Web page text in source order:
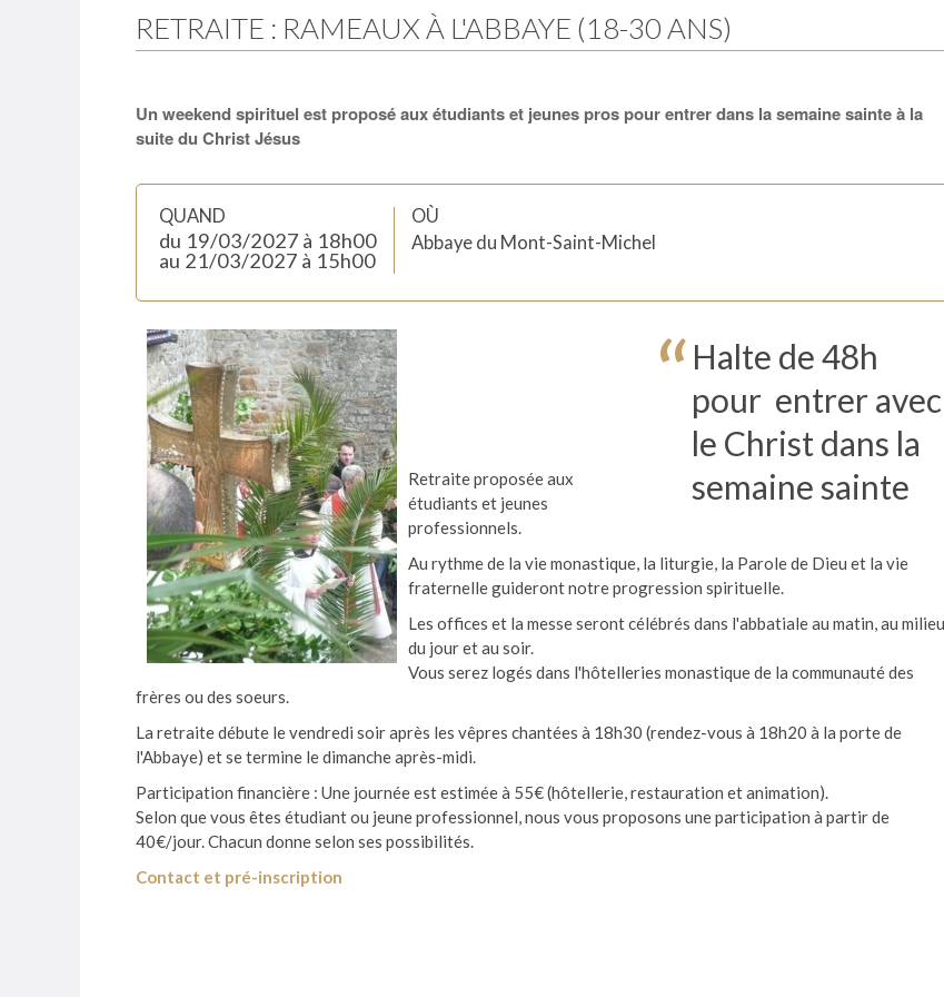
RETRAITE : RAMEAUX À L'ABBAYE (18-30 ANS)
Un weekend spirituel est proposé aux étudiants et jeunes pros pour entrer dans la semaine sainte à la
suite du Christ Jésus
QUAND
du 19/03/2027 à 18h00
au 21/03/2027 à 15h00
OÙ
Abbaye du Mont-Saint-Michel
Halte de 48h
pour entrer avec
le Christ dans la
semaine sainte
Retraite proposée aux
étudiants et jeunes
professionnels.
Au rythme de la vie monastique, la liturgie, la Parole de Dieu et la vie
fraternelle guideront notre progression spirituelle.
Les offices et la messe seront célébrés dans l'abbatiale au matin, au milieu
du jour et au soir.
Vous serez logés dans l'hôtelleries monastique de la communauté des
frères ou des soeurs.
La retraite débute le vendredi soir après les vêpres chantées à 18h30 (rendez-vous à 18h20 à la porte de
l'Abbaye) et se termine le dimanche après-midi.
Participation financière : Une journée est estimée à 55€ (hôtellerie, restauration et animation).
Selon que vous êtes étudiant ou jeune professionnel, nous vous proposons une participation à partir de
40€/jour. Chacun donne selon ses possibilités.
Contact et pré-inscription